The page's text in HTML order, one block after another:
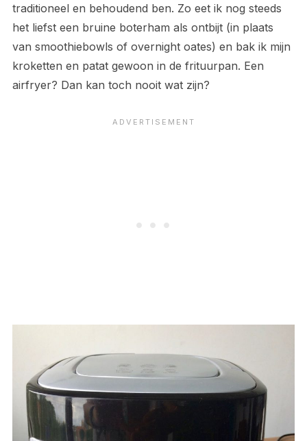
traditioneel en behoudend ben. Zo eet ik nog steeds
het liefst een bruine boterham als ontbijt (in plaats
van smoothiebowls of overnight oates) en bak ik mijn
kroketten en patat gewoon in de frituurpan. Een
airfryer? Dan kan toch nooit wat zijn?